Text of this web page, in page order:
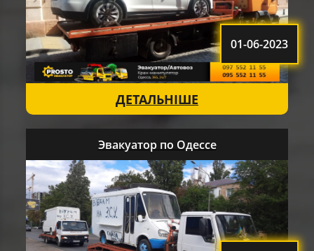
01-06-2023
ДЕТАЛЬНІШЕ
Эвакуатор по Одессе